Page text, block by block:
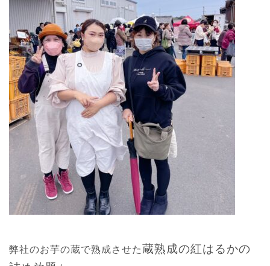
弊社のお芋の蔵で熟成させた蔵熟成の紅はるかの